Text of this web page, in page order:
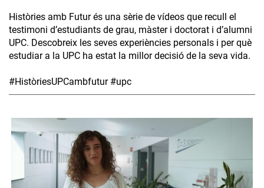
Històries amb Futur és una sèrie de vídeos que recull el
testimoni d’estudiants de grau, màster i doctorat i d’alumni
UPC. Descobreix les seves experiències personals i per què
estudiar a la UPC ha estat la millor decisió de la seva vida.
#HistòriesUPCambfutur #upc